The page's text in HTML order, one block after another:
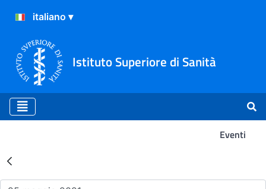
Istituto Superiore di Sanità
Eventi
Risultati della Ricerca -